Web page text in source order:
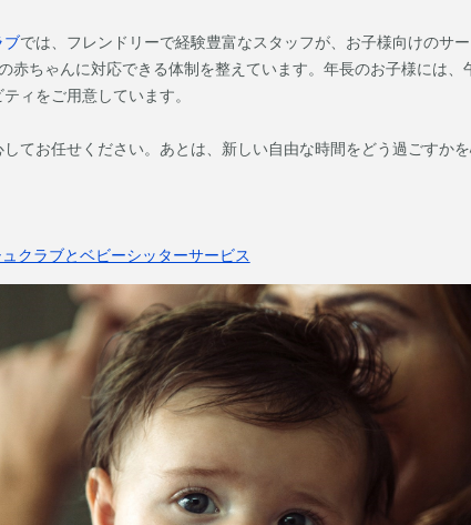
ブでは、フレンドリーで経験豊富なスタッフが、お子様向けのサー
赤ちゃんに対応できる体制を整えています。年長のお子様には、
ィをご用意しています。
てお任せください。あとは、新しい自由な時間をどう過ごすか
クラブとベビーシッターサービス